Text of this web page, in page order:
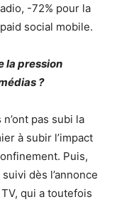
-72% pour la
social mobile.
la pression
?
pas subi la
à subir l’impact
Puis,
dès l’annonce
qui a toutefois